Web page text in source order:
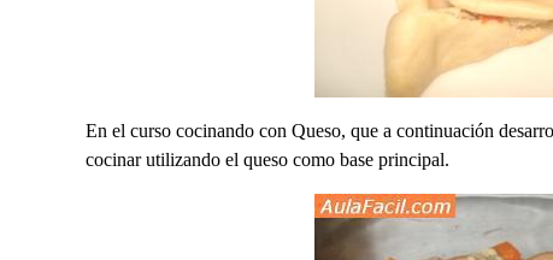
En el curso cocinando con Queso, que a continuación
cocinar utilizando el queso como base principal.